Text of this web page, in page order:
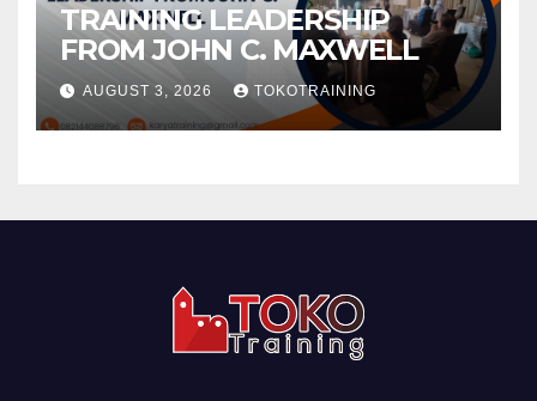
TRAINING LEADERSHIP
FROM JOHN C. MAXWELL
AUGUST 3, 2026 TOKOTRAINING